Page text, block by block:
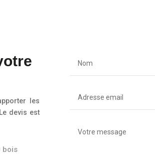
les
devis est
bois